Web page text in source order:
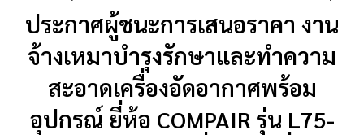
ประกาศผู้ชนะการเสนอราคา งาน
จ้างเหมาบำรุงรักษาและทำความ
สะอาดเครื่องอัดอากาศพร้อม
อุปกรณ์ ยี่ห้อ COMPAIR รุ่น L75-